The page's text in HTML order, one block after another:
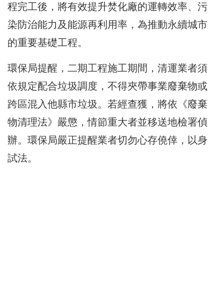
程完工後，將有效提升焚化廠的運轉效率、污
染防治能力及能源再利用率，為推動永續城市
的重要基礎工程。
環保局提醒，二期工程施工期間，清運業者須
依規定配合垃圾調度，不得夾帶事業廢棄物或
跨區混入他縣市垃圾。若經查獲，將依《廢棄
物清理法》嚴懲，情節重大者並移送地檢署偵
辦。環保局嚴正提醒業者切勿心存僥倖，以身
試法。